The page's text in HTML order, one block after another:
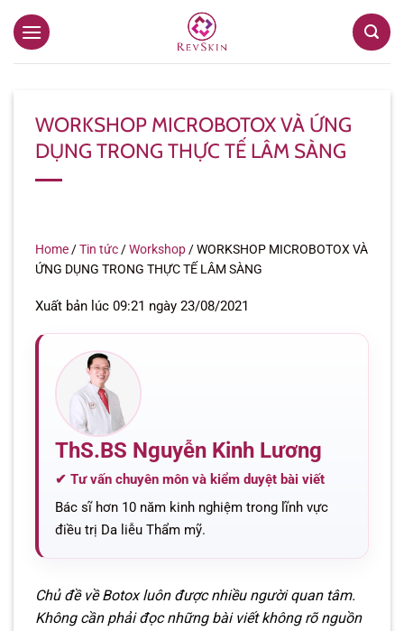
qua
WORKSHOP MICROBOTOX VÀ ỨNG
DỤNG TRONG THỰC TẾ LÂM SÀNG
Home /Tin tức /Workshop /WORKSHOP MICROBOTOX VÀ
ỨNG DỤNG TRONG THỰC TẾ LÂM SÀNG
Xuất bản lúc 09:21 ngày 23/08/2021
ThS.BS Nguyễn Kinh Lương
✔ Tư vấn chuyên môn và kiểm duyệt bài viết
Bác sĩ hơn 10 năm kinh nghiệm trong lĩnh vực
điều trị Da liễu Thẩm mỹ.
Chủ đề về Botox luôn được nhiều người quan tâm.
Không cần phải đọc những bài viết không rõ nguồn